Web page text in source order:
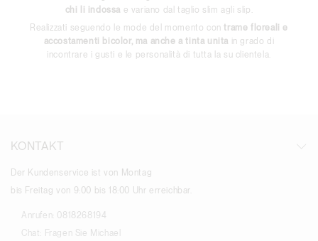
chi li indossa e variano dal taglio slim agli slip.
Realizzati seguendo le mode del momento contrame floreali e
accostamenti bicolor, ma anche a tinta unita in grado di
incontrare i gusti e le personalità di tutta la su clientela.
KONTAKT
Der Kundenservice ist von Montag
bis Freitag von 9:00 bis 18:00 Uhr erreichbar.
Anrufen:
0818268194
Chat:
Fragen Sie Michael